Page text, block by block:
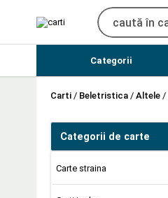
Categorii
Carti / Beletristica / Altele /
Categorii de carte
Carte straina